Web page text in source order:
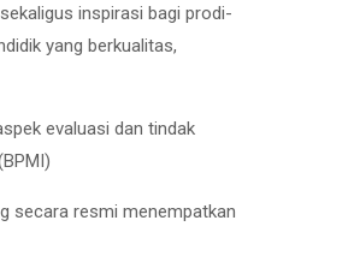
inspirasi bagi prodi-
yang berkualitas,
evaluasi dan tindak
secara resmi menempatkan